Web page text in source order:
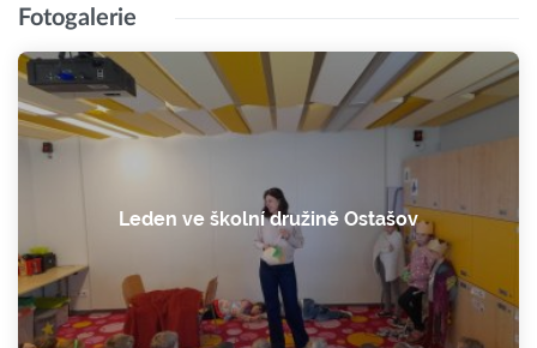
Fotogalerie
Leden ve školní družině Ostašov